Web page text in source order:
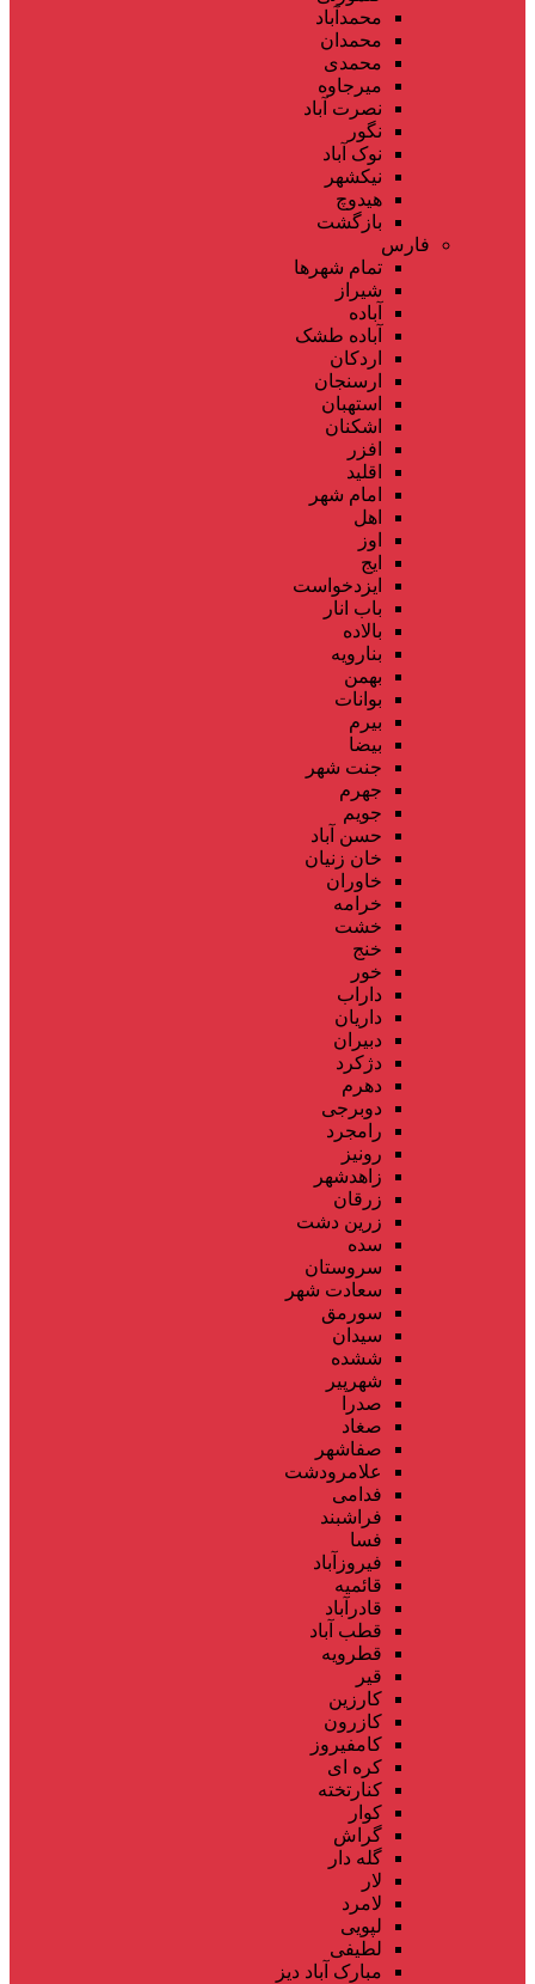
محمدآباد
محمدان
محمدی
میرجاوه
نصرت آباد
نگور
نوک آباد
نیکشهر
هیدوچ
بازگشت
فارس
تمام شهر‌ها
شیراز
آباده
آباده طشک
اردکان
ارسنجان
استهبان
اشکنان
افزر
اقلید
امام شهر
اهل
اوز
ایج
ایزدخواست
باب انار
بالاده
بنارویه
بهمن
بوانات
بیرم
بیضا
جنت شهر
جهرم
جویم
حسن آباد
خان زنیان
خاوران
خرامه
خشت
خنج
خور
داراب
داریان
دبیران
دژکرد
دهرم
دوبرجی
رامجرد
رونیز
زاهدشهر
زرقان
زرین دشت
سده
سروستان
سعادت شهر
سورمق
سیدان
ششده
شهرپیر
صدرا
صغاد
صفاشهر
علامرودشت
فدامی
فراشبند
فسا
فیروزآباد
قائمیه
قادرآباد
قطب آباد
قطرویه
قیر
کارزین
کازرون
کامفیروز
کره ای
کنارتخته
کوار
گراش
گله دار
لار
لامرد
لپویی
لطیفی
مبارک آباد دیز